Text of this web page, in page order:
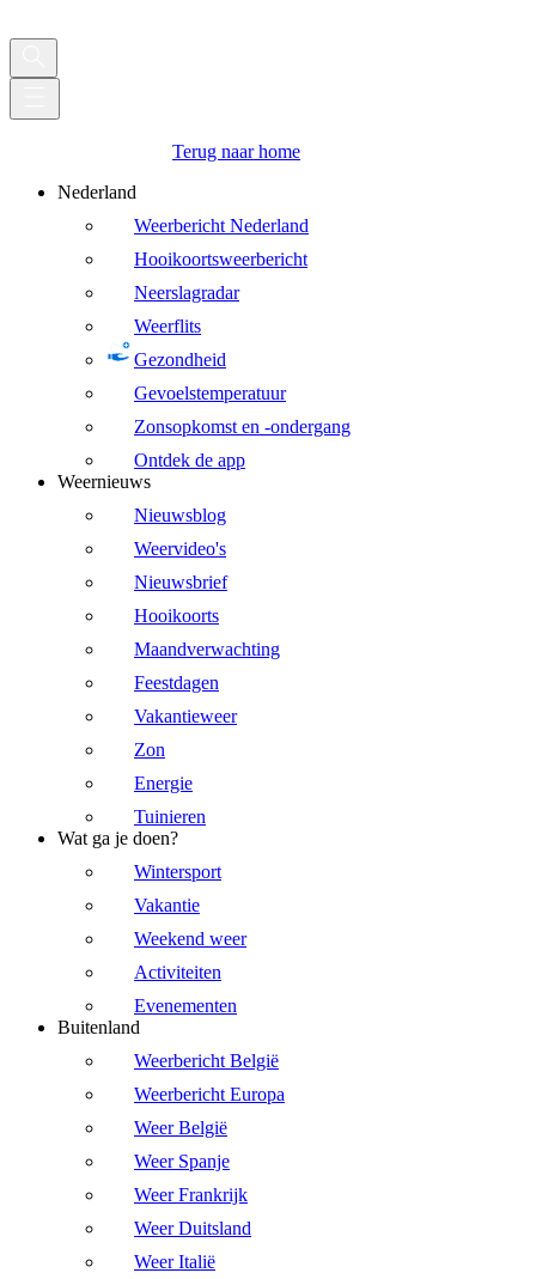
Terug naar home
Nederland
Weerbericht Nederland
Hooikoortsweerbericht
Neerslagradar
Weerflits
Gezondheid
Gevoelstemperatuur
Zonsopkomst en -ondergang
Ontdek de app
Weernieuws
Nieuwsblog
Weervideo's
Nieuwsbrief
Hooikoorts
Maandverwachting
Feestdagen
Vakantieweer
Zon
Energie
Tuinieren
Wat ga je doen?
Wintersport
Vakantie
Weekend weer
Activiteiten
Evenementen
Buitenland
Weerbericht België
Weerbericht Europa
Weer België
Weer Spanje
Weer Frankrijk
Weer Duitsland
Weer Italië